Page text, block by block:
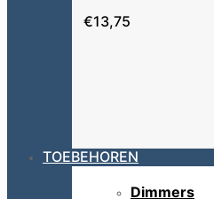
€13,75
TOEBEHOREN
Dimmers